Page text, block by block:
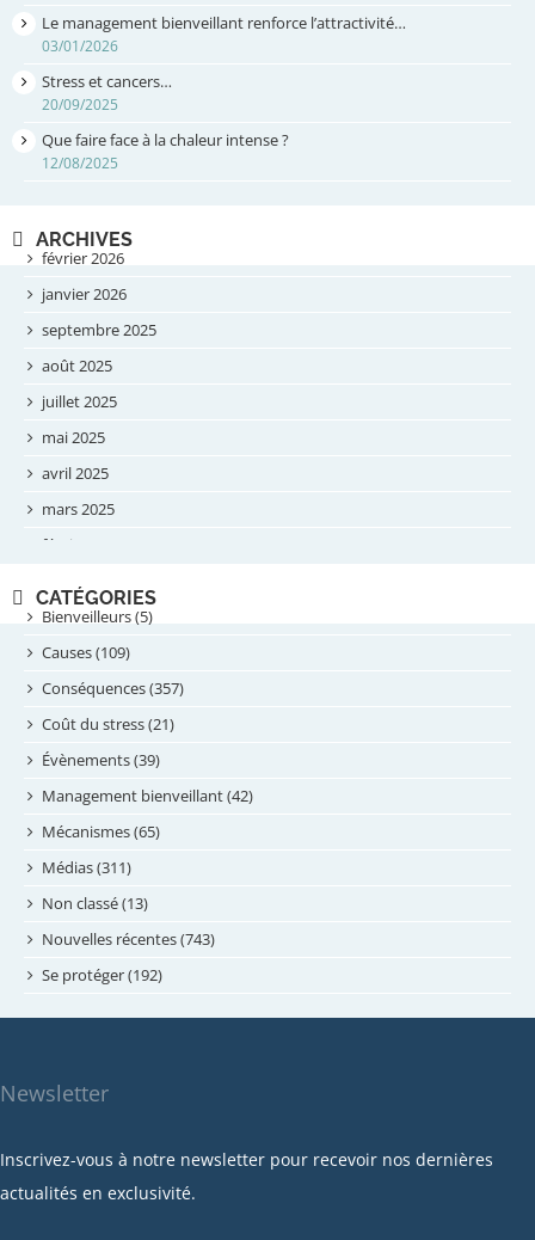
Le management bienveillant renforce l’attractivité…
03/01/2026
Stress et cancers…
20/09/2025
Que faire face à la chaleur intense ?
12/08/2025
ARCHIVES
février 2026
janvier 2026
septembre 2025
août 2025
juillet 2025
mai 2025
avril 2025
mars 2025
février 2025
septembre 2024
août 2024
juillet 2024
juin 2024
mai 2024
avril 2024
février 2024
janvier 2024
novembre 2023
octobre 2023
septembre 2023
mars 2023
janvier 2023
décembre 2022
CATÉGORIES
Bienveilleurs (5)
Causes (109)
Conséquences (357)
Coût du stress (21)
Évènements (39)
Management bienveillant (42)
Mécanismes (65)
Médias (311)
Non classé (13)
Nouvelles récentes (743)
Se protéger (192)
Newsletter
Inscrivez-vous à notre newsletter pour recevoir nos dernières
actualités en exclusivité.